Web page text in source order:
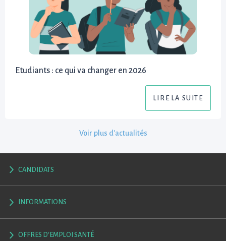
Etudiants : ce qui va changer en 2026
LIRE LA SUITE
Voir plus d'actualités
CANDIDATS
INFORMATIONS
OFFRES D'EMPLOI SANTÉ